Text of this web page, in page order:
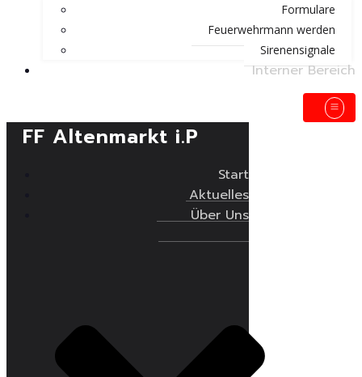
Formulare
Feuerwehrmann werden
Sirenensignale
Interner Bereich
FF Altenmarkt i.P
Start
Aktuelles
Über Uns